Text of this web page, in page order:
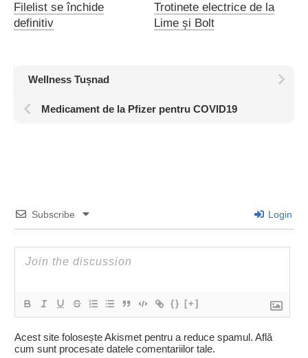
Filelist se închide
definitiv
Trotinete electrice de la
Lime și Bolt
Wellness Tușnad
Medicament de la Pfizer pentru COVID19
Subscribe Login
{} [+]
Acest site folosește Akismet pentru a reduce spamul. Află
cum sunt procesate datele comentariilor tale.